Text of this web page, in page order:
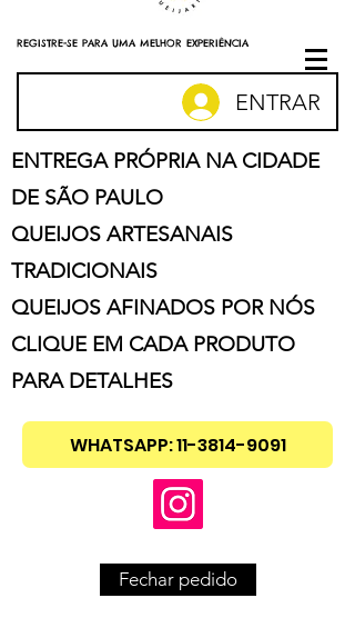
REGISTRE-SE PARA UMA MELHOR EXPERIÊNCIA
ENTRAR
ENTREGA PRÓPRIA NA CIDADE
DE SÃO PAULO
QUEIJOS ARTESANAIS
TRADICIONAIS
QUEIJOS AFINADOS POR NÓS
CLIQUE EM CADA PRODUTO
PARA DETALHES
WHATSAPP: 11-3814-9091
Fechar pedido